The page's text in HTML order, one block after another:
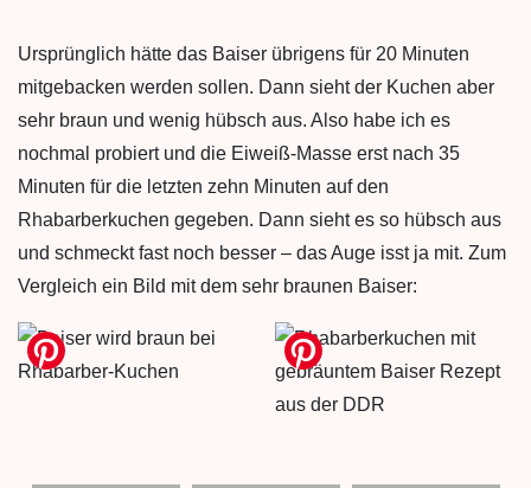
Ursprünglich hätte das Baiser übrigens für 20 Minuten
mitgebacken werden sollen. Dann sieht der Kuchen aber
sehr braun und wenig hübsch aus. Also habe ich es
nochmal probiert und die Eiweiß-Masse erst nach 35
Minuten für die letzten zehn Minuten auf den
Rhabarberkuchen gegeben. Dann sieht es so hübsch aus
und schmeckt fast noch besser – das Auge isst ja mit. Zum
Vergleich ein Bild mit dem sehr braunen Baiser: